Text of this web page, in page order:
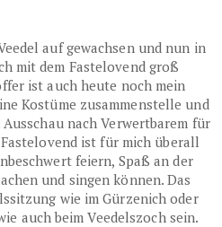
auf gewachsen und nun in
mit dem Fastelovend groß
ist auch heute noch mein
Kostüme zusammenstelle und
nach Verwertbarem für
ist für mich überall
feiern, Spaß an der
und singen können. Das
wie im Gürzenich oder
auch beim Veedelszoch sein.